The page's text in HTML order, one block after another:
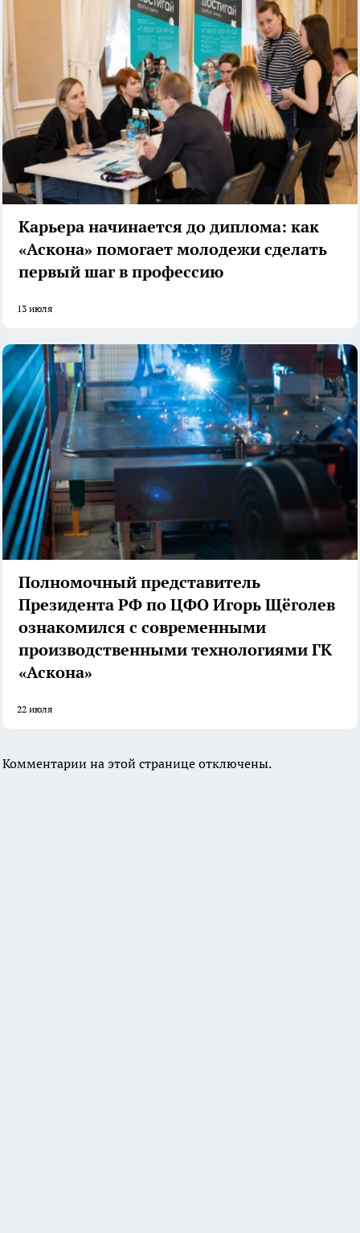
Карьера начинается до диплома: как
«Аскона» помогает молодежи сделать
первый шаг в профессию
13 июля
Полномочный представитель
Президента РФ по ЦФО Игорь Щёголев
ознакомился с современными
производственными технологиями ГК
«Аскона»
22 июля
Комментарии на этой странице отключены.